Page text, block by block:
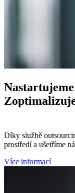
Nastartujeme
Díky službě
prostředí a ušetříme
Více informací